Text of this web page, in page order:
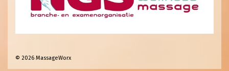
© 2026 MassageWorx